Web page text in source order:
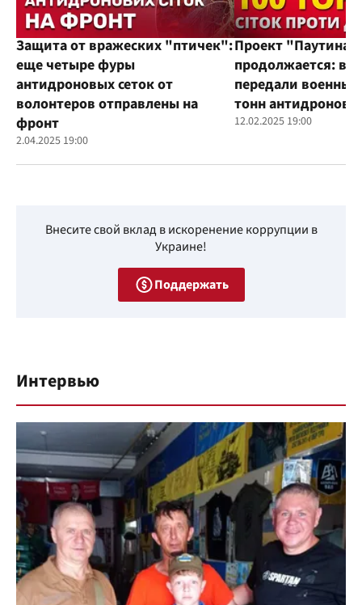
Защита от вражеских "птичек":
еще четыре фуры
антидроновых сеток от
волонтеров отправлены на
фронт
2.04.2025 19:00
Проект "Паутина"
продолжается:
передали
тонн
12.02.2025 19:00
Внесите свой вклад в искоренение коррупции в
Украине!
Поддержать
Интервью